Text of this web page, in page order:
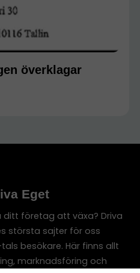
överklagar
Eget
ditt företag att växa? Driva
största sajter för oss
besökare. Här finns allt
marknadsföring och